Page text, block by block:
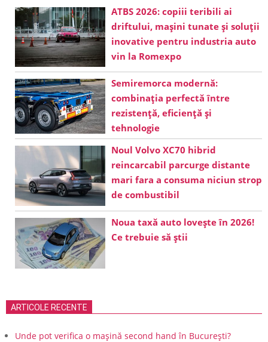
ATBS 2026: copiii teribili ai
driftului, mașini tunate și soluții
inovative pentru industria auto
vin la Romexpo
Semiremorca modernă:
combinația perfectă între
rezistență, eficiență și
tehnologie
Noul Volvo XC70 hibrid
reincarcabil parcurge distante
mari fara a consuma niciun strop
de combustibil
Noua taxă auto lovește în 2026!
Ce trebuie să știi
ARTICOLE RECENTE
Unde pot verifica o mașină second hand în București?